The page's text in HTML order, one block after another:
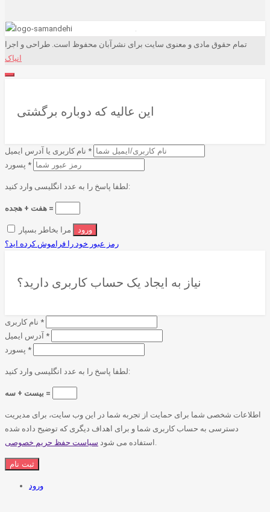
تمام حقوق مادی و معنوی سایت برای نشرآبان محفوظ است. طراحی و اجرا
انیاک
این عالیه که دوباره برگشتی
*
*
لطفا پاسخ را به عدد انگلیسی وارد کنید:
هفت + هجده =
رمز عبور خود را فراموش کرده اید؟
نیاز به ایجاد یک حساب کاربری دارید؟
*
*
*
لطفا پاسخ را به عدد انگلیسی وارد کنید:
بیست + سه =
اطلاعات شخصی شما برای حمایت از تجربه شما در این وب سایت، برای مدیریت
دسترسی به حساب کاربری شما و برای اهداف دیگری که توضیح داده شده
استفاده می شود سیاست حفظ حریم خصوصی .
ورود